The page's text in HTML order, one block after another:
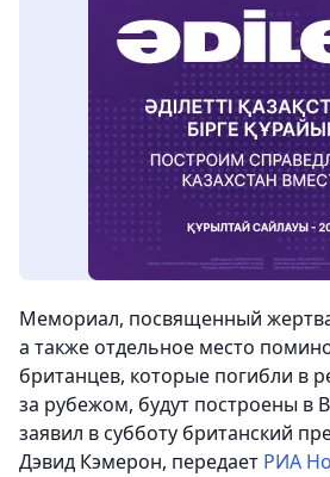
Мемориал, посвященный
а также отдельное место
британцев, которые погибли в
за рубежом, будут построены в
заявил в субботу британский
Дэвид Кэмерон, передает РИА